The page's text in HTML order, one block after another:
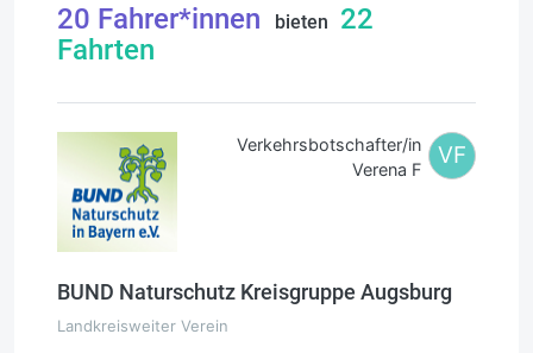
20 Fahrer*innen bieten
22
Fahrten
BUND Naturschutz Kreisgruppe Augsburg
Landkreisweiter Verein
VF
Verkehrsbotschafter/in
Verena F